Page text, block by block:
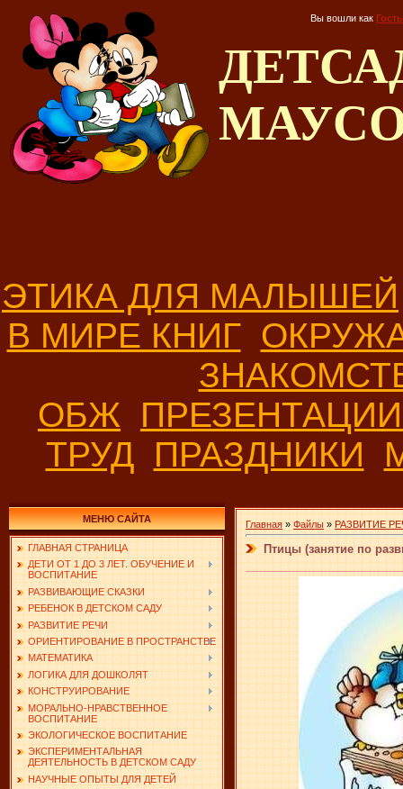
Вы вошли как Гость
ЭТИКА ДЛЯ МАЛЫШЕЙ
В МИРЕ КНИГ
ОБЖ
ТРУД ПРАЗДНИКИ
МЕНЮ САЙТА
ГЛАВНАЯ СТРАНИЦА
ДЕТИ ОТ 1 ДО 3 ЛЕТ. ОБУЧЕНИЕ И
ВОСПИТАНИЕ
РАЗВИВАЮЩИЕ СКАЗКИ
РЕБЕНОК В ДЕТСКОМ САДУ
РАЗВИТИЕ РЕЧИ
ОРИЕНТИРОВАНИЕ В ПРОСТРАНСТВЕ
МАТЕМАТИКА
ЛОГИКА ДЛЯ ДОШКОЛЯТ
КОНСТРУИРОВАНИЕ
МОРАЛЬНО-НРАВСТВЕННОЕ
ВОСПИТАНИЕ
ЭКОЛОГИЧЕСКОЕ ВОСПИТАНИЕ
ЭКСПЕРИМЕНТАЛЬНАЯ
ДЕЯТЕЛЬНОСТЬ В ДЕТСКОМ САДУ
НАУЧНЫЕ ОПЫТЫ ДЛЯ ДЕТЕЙ
Главная » Файлы » РАЗВИТИЕ
Птицы (занятие по